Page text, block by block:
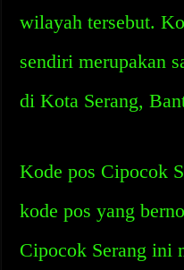
wilayah tersebut.
sendiri merupakan
di Kota Serang,
Kode pos Cipocok
kode pos yang
Cipocok Serang ini